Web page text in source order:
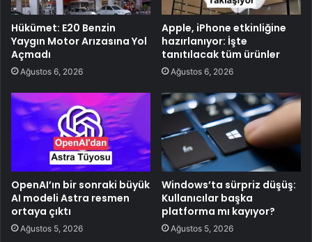
Hükümet: E20 Benzin
Yaygın Motor Arızasına Yol
Açmadı
Ağustos 6, 2026
Apple, iPhone etkinliğine
hazırlanıyor: İşte
tanıtılacak tüm ürünler
Ağustos 6, 2026
OpenAI’ın bir sonraki büyük
AI modeli Astra resmen
ortaya çıktı
Ağustos 5, 2026
Windows’ta sürpriz düşüş:
Kullanıcılar başka
platforma mı kayıyor?
Ağustos 5, 2026